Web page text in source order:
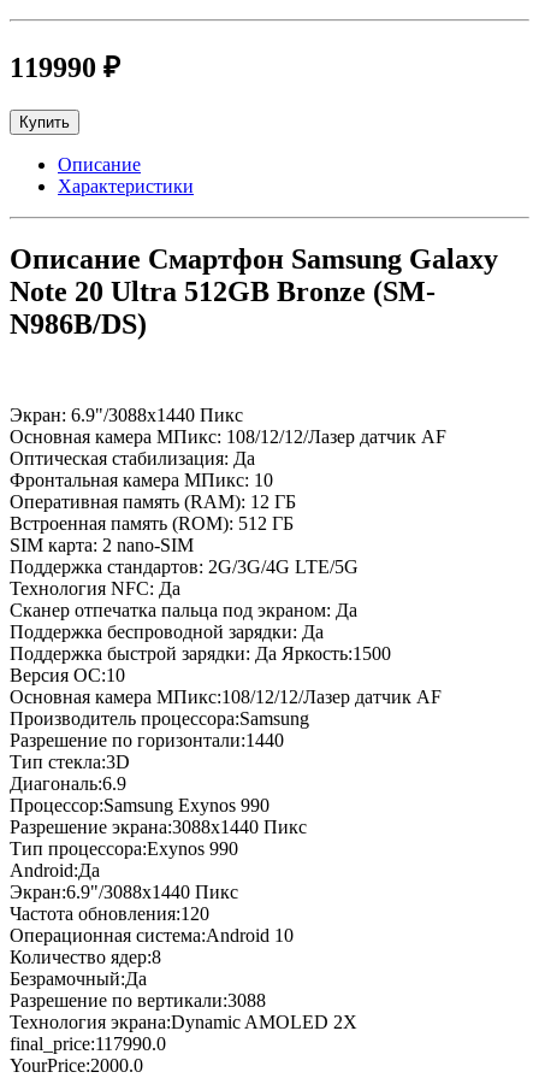
119990 ₽
Купить
Описание
Характеристики
Описание Смартфон Samsung Galaxy
Note 20 Ultra 512GB Bronze (SM-
N986B/DS)
Экран: 6.9"/3088x1440 Пикс
Основная камера МПикс: 108/12/12/Лазер датчик AF
Оптическая стабилизация: Да
Фронтальная камера МПикс: 10
Оперативная память (RAM): 12 ГБ
Встроенная память (ROM): 512 ГБ
SIM карта: 2 nano-SIM
Поддержка стандартов: 2G/3G/4G LTE/5G
Технология NFC: Да
Сканер отпечатка пальца под экраном: Да
Поддержка беспроводной зарядки: Да
Поддержка быстрой зарядки: Да Яркость:1500
Версия ОС:10
Основная камера МПикс:108/12/12/Лазер датчик AF
Производитель процессора:Samsung
Разрешение по горизонтали:1440
Тип стекла:3D
Диагональ:6.9
Процессор:Samsung Exynos 990
Разрешение экрана:3088x1440 Пикс
Тип процессора:Exynos 990
Android:Да
Экран:6.9"/3088x1440 Пикс
Частота обновления:120
Операционная система:Android 10
Количество ядер:8
Безрамочный:Да
Разрешение по вертикали:3088
Технология экрана:Dynamic AMOLED 2X
final_price:117990.0
YourPrice:2000.0